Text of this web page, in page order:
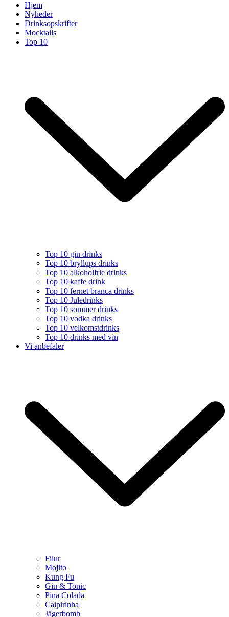
Hjem
Nyheder
Drinksopskrifter
Mocktails
Top 10
Top 10 gin drinks
Top 10 bryllups drinks
Top 10 alkoholfrie drinks
Top 10 kaffe drink
Top 10 fernet branca drinks
Top 10 Juledrinks
Top 10 sommer drinks
Top 10 vodka drinks
Top 10 velkomstdrinks
Top 10 drinks med vin
Vi anbefaler
Filur
Mojito
Kung Fu
Gin & Tonic
Pina Colada
Caipirinha
Jägerbomb